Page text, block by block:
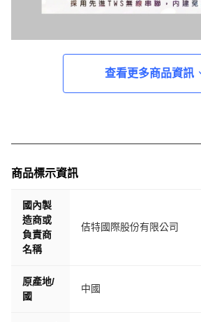
查看更多商品資訊
商品標示資訊
國內製
造商或
負責商
名稱
佶特國際股份有限公司
原產地/
國
中國